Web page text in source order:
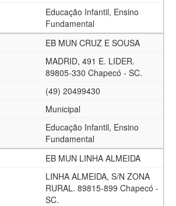
Educação Infantil, Ensino
Fundamental
EB MUN CRUZ E SOUSA
MADRID, 491 E. LIDER.
89805-330 Chapecó - SC.
(49) 20499430
Municipal
Educação Infantil, Ensino
Fundamental
EB MUN LINHA ALMEIDA
LINHA ALMEIDA, S/N ZONA
RURAL. 89815-899 Chapecó -
SC.